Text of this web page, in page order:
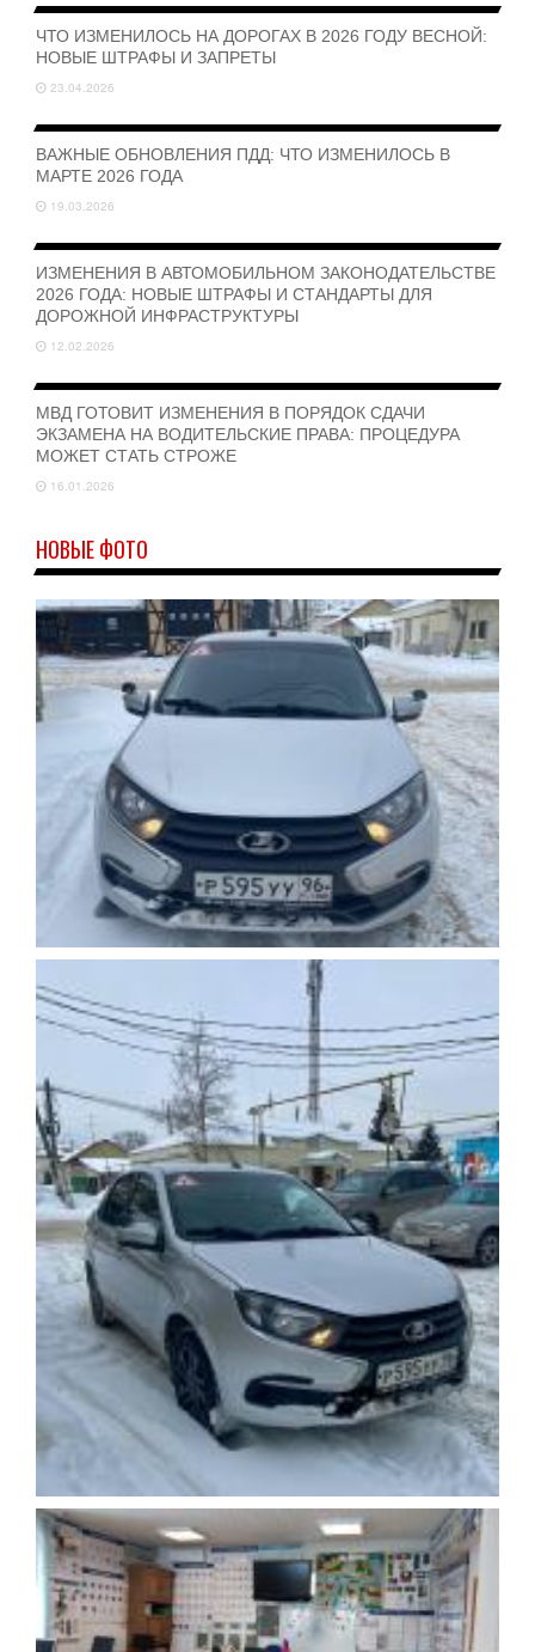
ЧТО ИЗМЕНИЛОСЬ НА ДОРОГАХ В 2026 ГОДУ ВЕСНОЙ:
НОВЫЕ ШТРАФЫ И ЗАПРЕТЫ
23.04.2026
ВАЖНЫЕ ОБНОВЛЕНИЯ ПДД: ЧТО ИЗМЕНИЛОСЬ В
МАРТЕ 2026 ГОДА
19.03.2026
ИЗМЕНЕНИЯ В АВТОМОБИЛЬНОМ ЗАКОНОДАТЕЛЬСТВЕ
2026 ГОДА: НОВЫЕ ШТРАФЫ И СТАНДАРТЫ ДЛЯ
ДОРОЖНОЙ ИНФРАСТРУКТУРЫ
12.02.2026
МВД ГОТОВИТ ИЗМЕНЕНИЯ В ПОРЯДОК СДАЧИ
ЭКЗАМЕНА НА ВОДИТЕЛЬСКИЕ ПРАВА: ПРОЦЕДУРА
МОЖЕТ СТАТЬ СТРОЖЕ
16.01.2026
НОВЫЕ ФОТО